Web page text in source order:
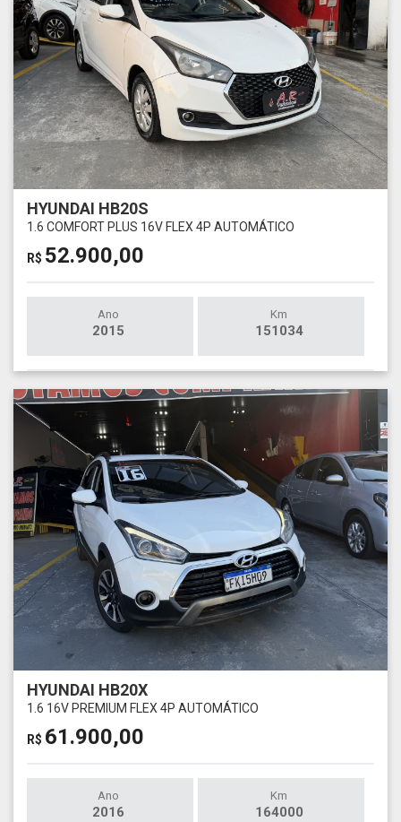
HYUNDAI HB20S
1.6 COMFORT PLUS 16V FLEX 4P AUTOMÁTICO
R$ 52.900,00
Ano
2015
Km
151034
HYUNDAI HB20X
1.6 16V PREMIUM FLEX 4P AUTOMÁTICO
R$ 61.900,00
Ano
2016
Km
164000